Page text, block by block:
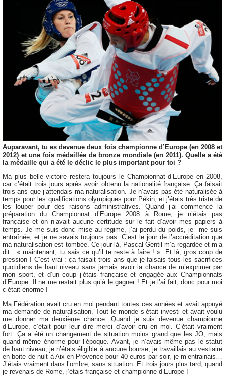
Auparavant, tu es devenue deux fois championne d’Europe (en 2008 et
2012) et une fois médaillée de bronze mondiale (en 2011). Quelle a été
la médaille qui a été le déclic le plus important pour toi ?
Ma plus belle victoire restera toujours le Championnat d’Europe en 2008,
car c’était trois jours après avoir obtenu la nationalité française. Ça faisait
trois ans que j’attendais ma naturalisation. Je n’avais pas été naturalisée à
temps pour les qualifications olympiques pour Pékin, et j’étais très triste de
les louper pour des raisons administratives. Quand j’ai commencé la
préparation du Championnat d’Europe 2008 à Rome, je n’étais pas
française et on n’avait aucune certitude sur le fait d’avoir mes papiers à
temps. Je me suis donc mise au régime, j’ai perdu du poids, je me suis
entraînée, et je ne savais toujours pas. C’est le jour de l’accréditation que
ma naturalisation est tombée. Ce jour-là, Pascal Gentil m’a regardée et m’a
dit : « maintenant, tu sais ce qu’il te reste à faire ! ». Et là, gros coup de
pression ! C’est vrai : ça faisait trois ans que je faisais tous les sacrifices
quotidiens de haut niveau sans jamais avoir la chance de m’exprimer par
mon sport, et d’un coup j’étais française et engagée aux Championnats
d’Europe. Il ne me restait plus qu’à le gagner ! Et je l’ai fait, donc pour moi
c’était énorme !
Ma Fédération avait cru en moi pendant toutes ces années et avait appuyé
ma demande de naturalisation. Tout le monde s’était investi et avait voulu
me donner ma deuxième chance. Quand je suis devenue championne
d’Europe, c’était pour leur dire merci d’avoir cru en moi. C’était vraiment
fort. Ça a été un changement de situation moins grand que les JO, mais
quand même énorme pour l’époque. Avant, je n’avais même pas le statut
de haut niveau, je n’étais éligible à aucune bourse, je travaillais au vestiaire
en boite de nuit à Aix-en-Provence pour 40 euros par soir, je m’entrainais…
J’étais vraiment dans l’ombre, sans situation. Et trois jours plus tard, quand
je revenais de Rome, j’étais française et championne d’Europe !